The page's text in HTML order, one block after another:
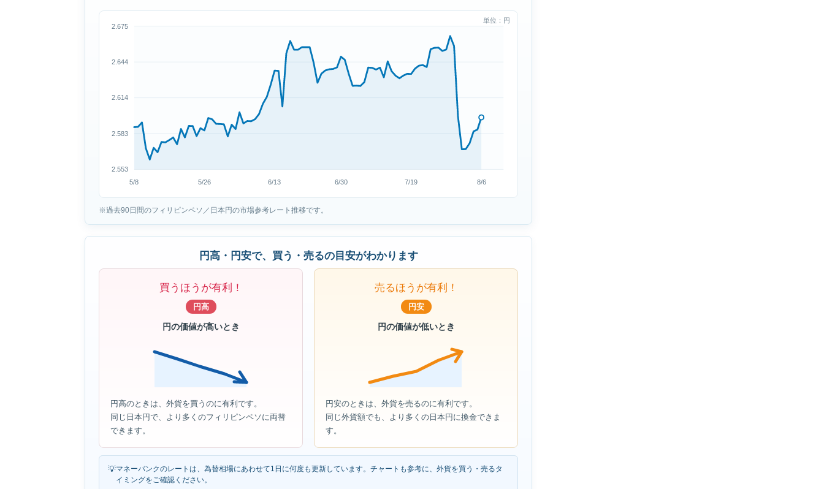
単位：円
2.553
2.583
2.614
2.644
2.675
5/8 5/26 6/13 6/30 7/19 8/6
※過去90日間のフィリピンペソ／日本円の市場参考レート推移です。
円高・円安で、買う・売るの目安がわかります
買うほうが有利！
円高
円の価値が高いとき
円高のときは、外貨を買うのに有利です。
同じ日本円で、より多くのフィリピンペソに両替
できます。
売るほうが有利！
円安
円の価値が低いとき
円安のときは、外貨を売るのに有利です。
同じ外貨額でも、より多くの日本円に換金できま
す。
💡マネーバンクのレートは、為替相場にあわせて1日に何度も更新しています。チャートも参考に、外貨を買う・売るタ
イミングをご確認ください。